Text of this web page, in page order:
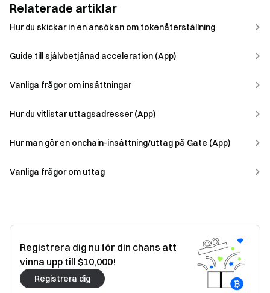
Relaterade artiklar
Hur du skickar in en ansökan om tokenåterställning
Guide till självbetjänad acceleration (App)
Vanliga frågor om insättningar
Hur du vitlistar uttagsadresser (App)
Hur man gör en onchain-insättning/uttag på Gate (App)
Vanliga frågor om uttag
Registrera dig nu för din chans att
vinna upp till $10,000!
Registrera dig